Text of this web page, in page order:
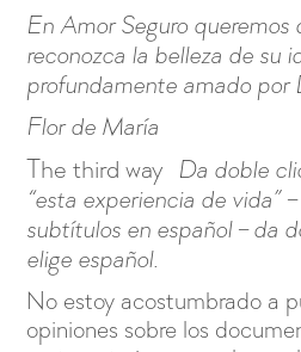
En Amor Seguro queremos
reconozca la belleza de su
profundamente amado por
Flor de María
The third way
Da doble
“esta experiencia de vida”
subtítulos en español – da
elige español.
No estoy acostumbrado a
opiniones sobre los